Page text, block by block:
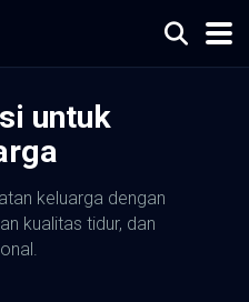
untuk
keluarga dengan
kualitas tidur, dan